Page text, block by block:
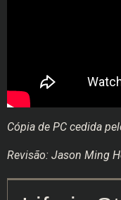
Cópia de PC cedida
Revisão: Jason Ming